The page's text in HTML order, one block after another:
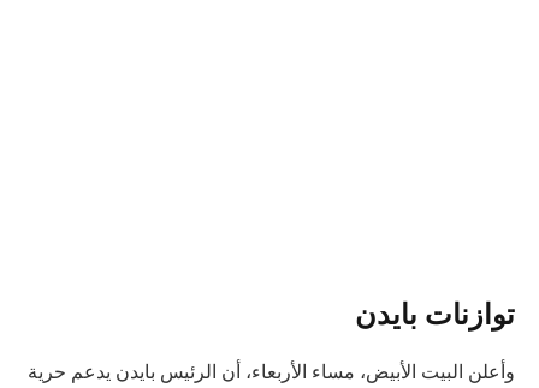
توازنات بايدن
وأعلن البيت الأبيض، مساء الأربعاء، أن الرئيس بايدن يدعم حرية